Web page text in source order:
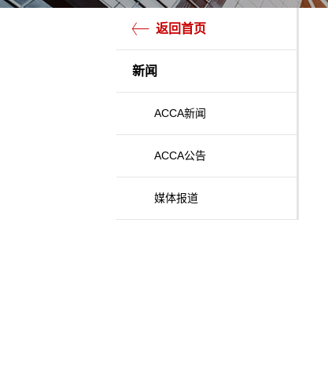
返回首页
新闻
ACCA新闻
ACCA公告
媒体报道